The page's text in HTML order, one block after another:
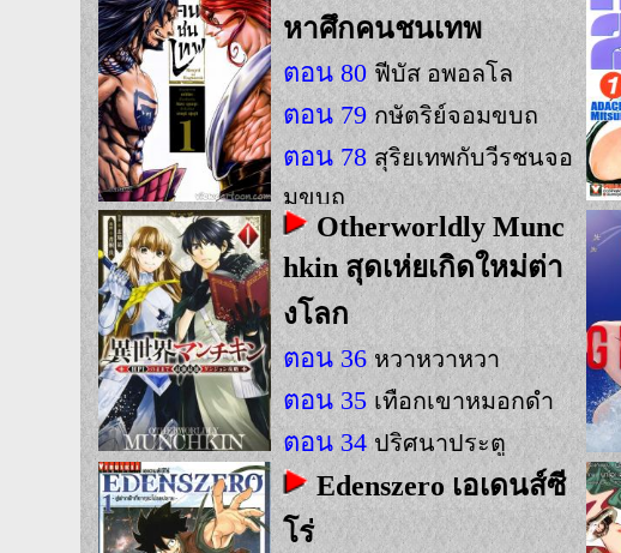
หาศึกคนชนเทพ
ตอน 80 ฟีบัส อพอลโล
ตอน 79 กษัตริย์จอมขบถ
ตอน 78 สุริยเทพกับวีรชนจอ
มขบถ
Otherworldly Munc
hkin สุดเห่ยเกิดใหม่ต่า
งโลก
ตอน 36 หวาหวาหวา
ตอน 35 เทือกเขาหมอกดำ
ตอน 34 ปริศนาประตู
Edenszero เอเดนส์ซี
โร่